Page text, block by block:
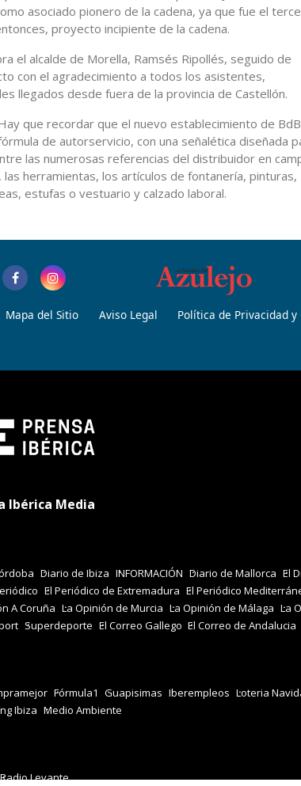
asociado pionero de la cadena, ya que fue el
proyecto incipiente de la cadena.
el alcalde de Morella, Ramsés Ripollés, seguido de
con el agradecimiento a todos los asistentes,
llegados desde fuera de la provincia de Castellón.
que recordar que el nuevo establecimiento de BdB
de autorservicio, con una señalética diseñada
las numerosas referencias del distribuidor en
herramientas, los artículos de fontanería, pinturas,
estufas o vestuario y calzado laboral.
Mapa del Sitio Aviso Legal Política de Privacidad y
Ibérica Media
Diario de Ibiza INFORMACIÓN Diario de Mallorca El
El Periódico de Extremadura El Periódico
A Coruña La Opinión de Murcia La Opinión de Málaga La
Superdeporte El Correo Gallego El Correo de Andalucia
Fórmula1 Guapisimas Iberempleos Loteria
Ibiza Medio Ambiente
Radio Levante